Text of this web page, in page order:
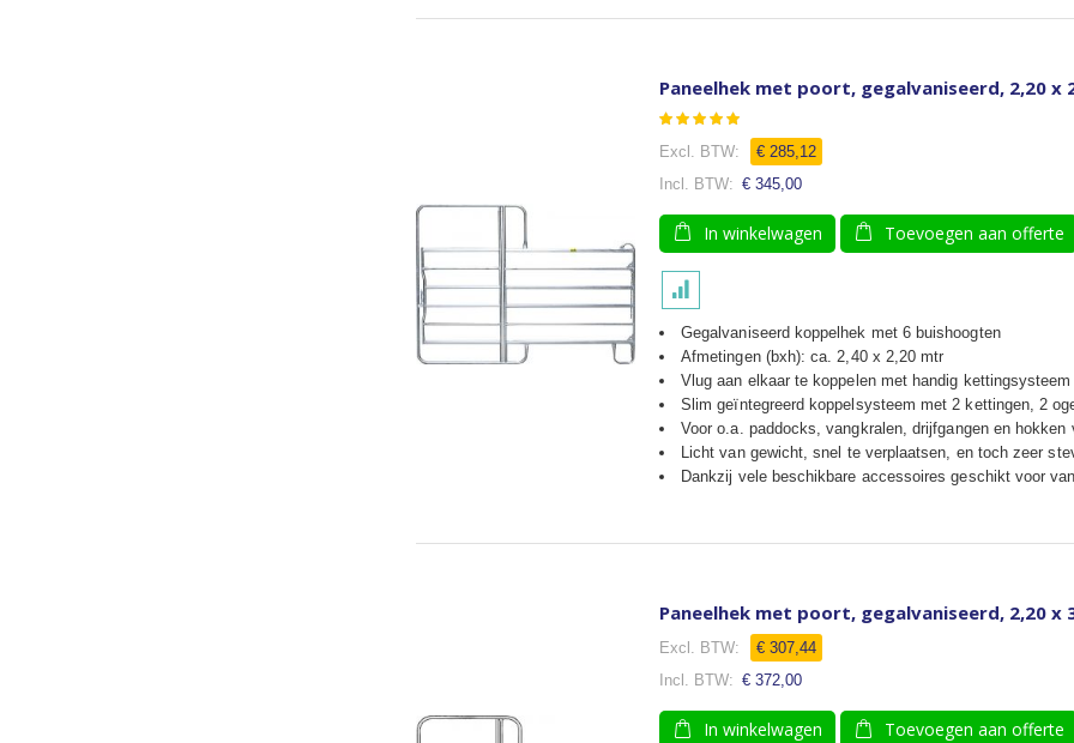
Paneelhek met poort, gegalvaniseerd, 2,20 x
Waardering:
100
100
€ 285,12
€ 345,00
In winkelwagen Toevoegen aan offerte
Gegalvaniseerd koppelhek met 6 buishoogten
Afmetingen (bxh): ca. 2,40 x 2,20 mtr
Vlug aan elkaar te koppelen met handig kettingsysteem
Slim geïntegreerd koppelsysteem met 2 kettingen, 2
Voor o.a. paddocks, vangkralen, drijfgangen en hokken
Licht van gewicht, snel te verplaatsen, en toch zeer
Dankzij vele beschikbare accessoires geschikt voor
Paneelhek met poort, gegalvaniseerd, 2,20 x
€ 307,44
€ 372,00
In winkelwagen Toevoegen aan offerte